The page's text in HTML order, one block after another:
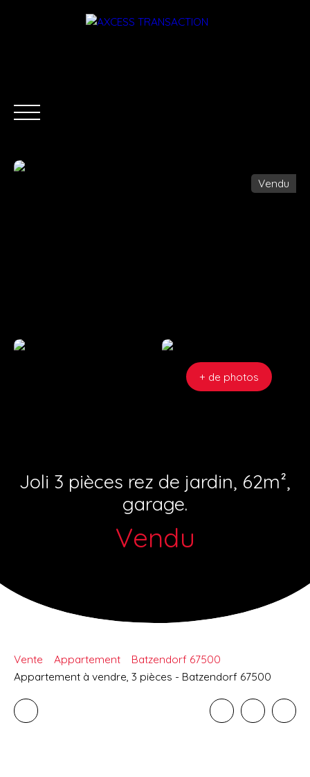
Vendu
+ de photos
Joli 3 pièces rez de jardin, 62m²,
garage.
Vendu
Vente Appartement
Batzendorf 67500
Appartement à vendre, 3 pièces - Batzendorf 67500